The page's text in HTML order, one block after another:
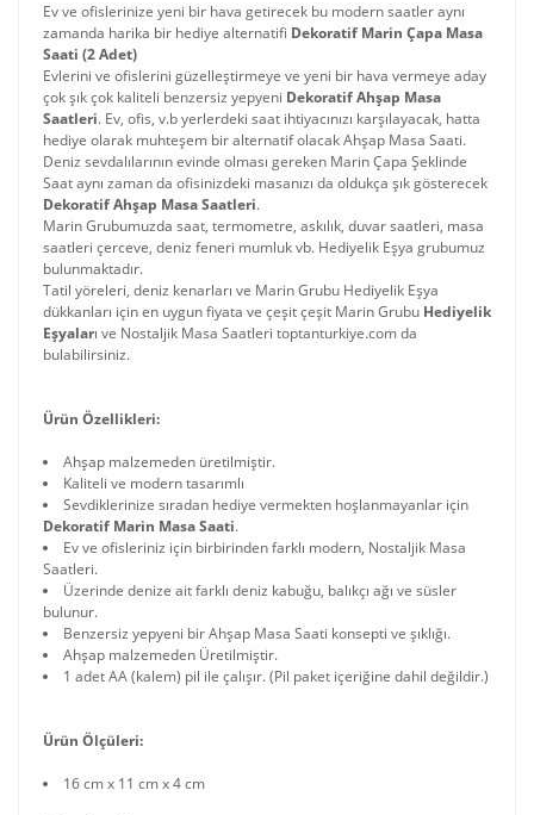
Ev ve ofislerinize yeni bir hava getirecek bu modern saatler aynı
zamanda harika bir hediye alternatifi Dekoratif Marin Çapa Masa
Saati (2 Adet)
Evlerini ve ofislerini güzelleştirmeye ve yeni bir hava vermeye aday
çok şık çok kaliteli benzersiz yepyeni Dekoratif Ahşap Masa
Saatleri. Ev, ofis, v.b yerlerdeki saat ihtiyacınızı karşılayacak, hatta
hediye olarak muhteşem bir alternatif olacak Ahşap Masa Saati.
Deniz sevdalılarının evinde olması gereken Marin Çapa Şeklinde
Saat aynı zaman da ofisinizdeki masanızı da oldukça şık gösterecek
Dekoratif Ahşap Masa Saatleri.
Marin Grubumuzda saat, termometre, askılık, duvar saatleri, masa
saatleri çerceve, deniz feneri mumluk vb. Hediyelik Eşya grubumuz
bulunmaktadır.
Tatil yöreleri, deniz kenarları ve Marin Grubu Hediyelik Eşya
dükkanları için en uygun fiyata ve çeşit çeşit Marin Grubu Hediyelik
Eşyaları ve Nostaljik Masa Saatleri toptanturkiye.com da
bulabilirsiniz.
Ürün Özellikleri:
Ahşap malzemeden üretilmiştir.
Kaliteli ve modern tasarımlı
Sevdiklerinize sıradan hediye vermekten hoşlanmayanlar için
Dekoratif Marin Masa Saati.
Ev ve ofisleriniz için birbirinden farklı modern, Nostaljik Masa
Saatleri.
Üzerinde denize ait farklı deniz kabuğu, balıkçı ağı ve süsler
bulunur.
Benzersiz yepyeni bir Ahşap Masa Saati konsepti ve şıklığı.
Ahşap malzemeden Üretilmiştir.
1 adet AA (kalem) pil ile çalışır. (Pil paket içeriğine dahil değildir.)
Ürün Ölçüleri:
16 cm x 11 cm x 4 cm